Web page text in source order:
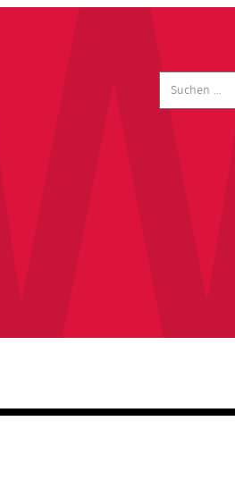
nach: